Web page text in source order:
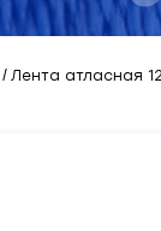
20
Лента атласная